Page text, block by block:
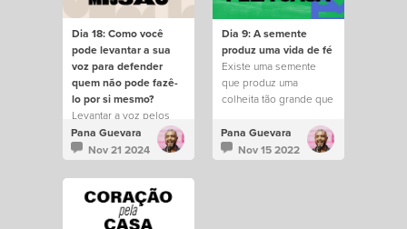
Dia 18: Como você
pode levantar a sua
voz para defender
quem não pode fazê-
lo por si mesmo?
Levantar a voz pelos
oprimidos.
Pana Guevara
Nov 21 2024
Dia 9: A semente
produz uma vida de fé
Existe uma semente
que produz uma
colheita tão grande que
mente humana
consegue visualizar.
Pana Guevara
Nov 15 2022